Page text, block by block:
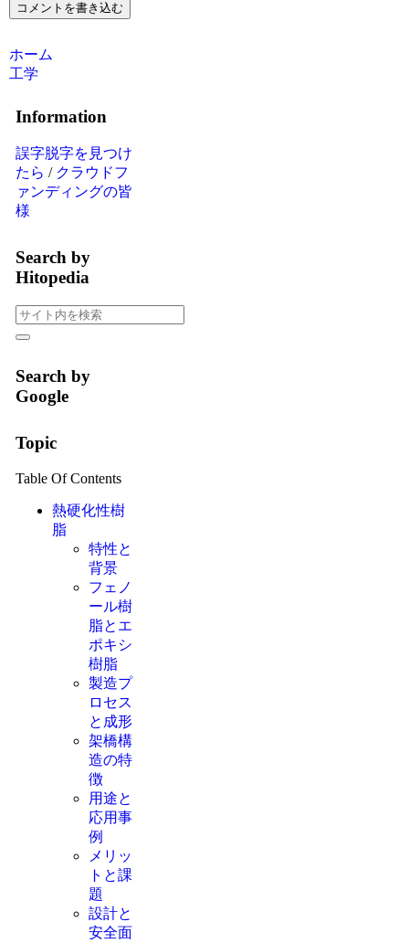
コメントを書き込む
ホーム
工学
Information
誤字脱字を見つけ
たら / クラウドフ
ァンディングの皆
様
Search by
Hitopedia
Search by
Google
Topic
Table Of Contents
熱硬化性樹
脂
特性と
背景
フェノ
ール樹
脂とエ
ポキシ
樹脂
製造プ
ロセス
と成形
架橋構
造の特
徴
用途と
応用事
例
メリッ
トと課
題
設計と
安全面